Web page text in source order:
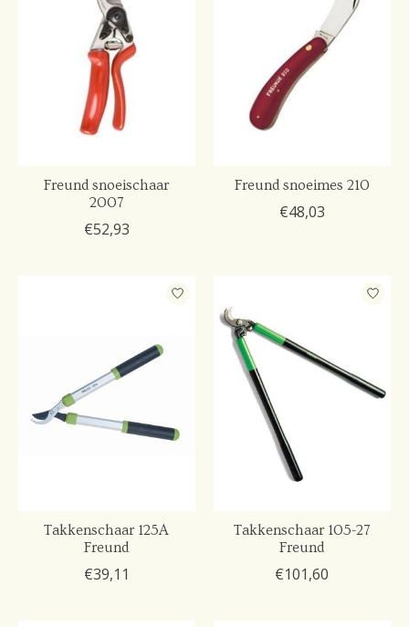
Freund snoeischaar
2007
€52,93
Freund snoeimes 210
€48,03
Takkenschaar 125A
Freund
€39,11
Takkenschaar 105-27
Freund
€101,60